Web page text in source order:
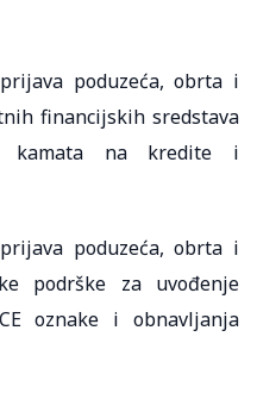
poduzeća, obrta i
financijskih sredstava
kamata na kredite i
poduzeća, obrta i
podrške za uvođenje
oznake i obnavljanja